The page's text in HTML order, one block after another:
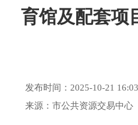
育馆及配套项
发布时间：2025-10-21 16:03
来源：市公共资源交易中心